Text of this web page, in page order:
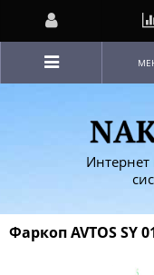
Фаркоп AVTOS SY